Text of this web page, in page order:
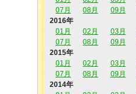
07月
08月 09月
2016年
01月
02月 03月
07月
08月 09月
2015年
01月
02月 03月
07月
08月 09月
2014年